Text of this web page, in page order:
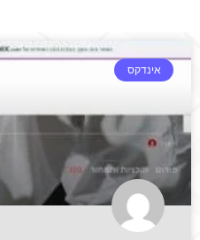
אינדקס